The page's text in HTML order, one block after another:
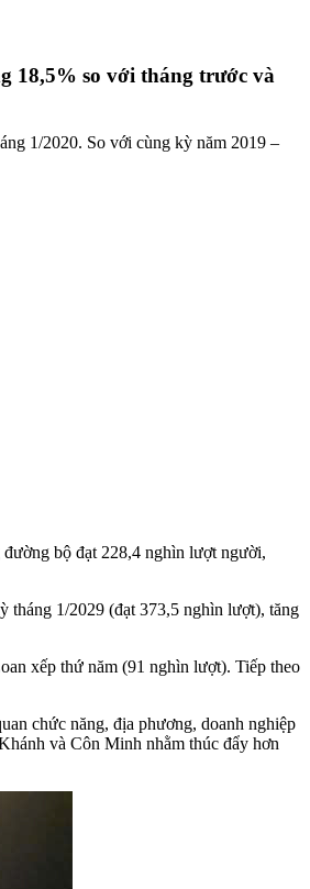
18,5% so với tháng trước và
1/2020. So với cùng kỳ năm 2019 –
bộ đạt 228,4 nghìn lượt người,
tháng 1/2029 (đạt 373,5 nghìn lượt), tăng
xếp thứ năm (91 nghìn lượt). Tiếp theo
chức năng, địa phương, doanh nghiệp
và Côn Minh nhằm thúc đẩy hơn